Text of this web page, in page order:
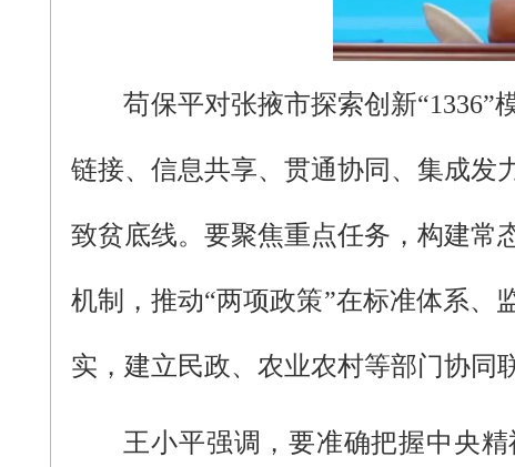
苟保平对张掖市探索创新
链接、信息共享、贯通协同、集成发
致贫底线。要聚焦重点任务，构建常
机制，推动“两项政策”在标准体系、
实，建立民政、农业农村等部门协同
王小平强调，要准确把握中央